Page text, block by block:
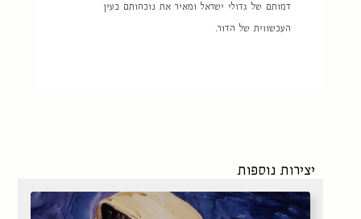
דמותם של גדולי ישראל ומאיר את נוכחותם בעין
העכשווית של הדור.
יצירות נוספות